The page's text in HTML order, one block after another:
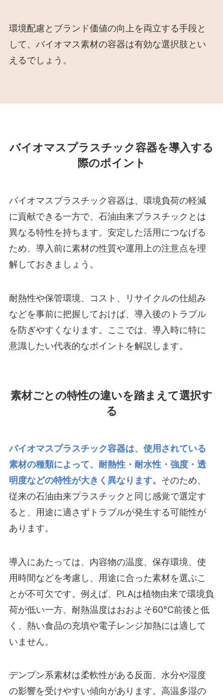
環境配慮とブランド価値の向上を両立する手段と
して、バイオマス素材の容器は有効な選択肢とい
えるでしょう。
バイオマスプラスチック容器を導入する
際のポイント
バイオマスプラスチック容器は、環境負荷の軽減
に貢献できる一方で、石油由来プラスチックとは
異なる特性を持ちます。安定した活用につなげる
ため、導入前に素材の性質や運用上の注意点を理
解しておきましょう。
耐熱性や保管環境、コスト、リサイクルの仕組み
などを事前に把握しておけば、導入後のトラブル
を防ぎやすくなります。ここでは、導入時に特に
意識したい代表的なポイントを解説します。
素材ごとの特性の違いを踏まえて選択す
る
バイオマスプラスチック容器は、使用されている
素材の種類によって、耐熱性・耐水性・強度・透
明度などの特性が大きく異なります。 そのため、
従来の石油由来プラスチックと同じ感覚で選定す
ると、用途に適さずトラブルが発生する可能性が
あります。
導入にあたっては、内容物の温度、保存環境、使
用時間などを考慮し、用途に合った素材を選ぶこ
とが不可欠です。例えば、PLAは植物由来で環境負
荷が低い一方、耐熱温度はおおよそ60℃前後と低
く、熱い食品の充填や電子レンジ加熱には適して
いません。
デンプン系素材は柔軟性がある反面、水分や湿度
の影響を受けやすい傾向があります。高温多湿の